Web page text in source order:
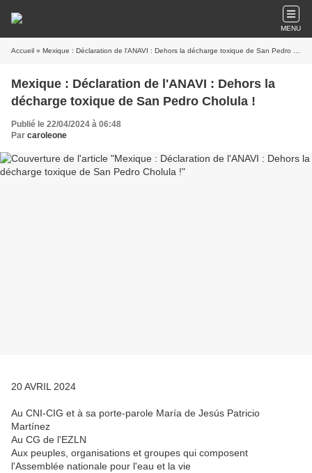
MENU
Accueil » Mexique : Déclaration de l'ANAVI : Dehors la décharge toxique de San Pedro Cholula !
Mexique : Déclaration de l'ANAVI : Dehors la
décharge toxique de San Pedro Cholula !
Publié le 22/04/2024 à 06:48
Par caroleone
20 AVRIL 2024
Au CNI-CIG et à sa porte-parole María de Jesús Patricio
Martínez
Au CG de l'EZLN
Aux peuples, organisations et groupes qui composent
l'Assemblée nationale pour l'eau et la vie